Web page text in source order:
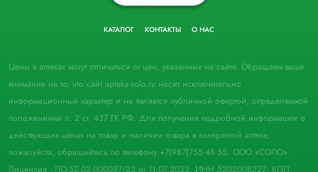
КАТАЛОГ КОНТАКТЫ О НАС
Цены в аптеках могут отличаться от цен, указанных на сайте. Обращаем ваше
внимание на то, что сайт apteka-solo.ru носит исключительно
информационный характер и не является публичной офертой, определяемой
положениями п. 2 ст. 437 ГК РФ. Для получения подробной информации о
действующих ценах на товар и наличии товара в конкретной аптеке,
пожалуйста, обращайтесь по телефону +7(987)755-48-55. ООО «СОЛО».
Лицензия - ЛО-52-02-000097/22 от 11.07.2022. ИНН 5202008227; КПП